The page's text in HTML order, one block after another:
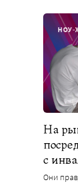
НОУ-
На
с
Они